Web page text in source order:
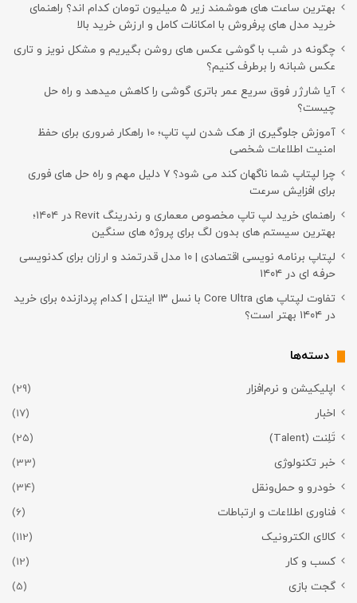
بهترین ساعت های هوشمند زیر ۵ میلیون تومان کدام اند؟ راهنمای
خرید مدل های پرفروش با امکانات کامل و ارزش خرید بالا
چگونه در شب با گوشی عکس های روشن بگیریم و مشکل نویز و تاری
عکس شبانه را برطرف کنیم؟
آیا شارژر فوق سریع عمر باتری گوشی را کاهش میدهد و راه حل
چیست؟
آموزش جلوگیری از هک شدن لپ تاپ؛ 10 راهکار ضروری برای حفظ
امنیت اطلاعات شخصی
چرا لپتاپ شما ناگهان کند می شود؟ ۷ دلیل مهم و راه حل های فوری
برای افزایش سرعت
راهنمای خرید لپ تاپ مخصوص معماری و رندرینگ Revit در ۱۴۰۴؛
بهترین سیستم های بدون لگ برای پروژه های سنگین
لپتاپ برنامه نویسی اقتصادی | ۱۰ مدل قدرتمند و ارزان برای کدنویسی
حرفه ای در ۱۴۰۴
تفاوت لپتاپ های Core Ultra با نسل ۱۳ اینتل | کدام پردازنده برای خرید
در ۱۴۰۴ بهتر است؟
دسته‌ها
اپلیکیشن و نرم‌افزار
(29)
اخبار
(17)
تَلِنت (Talent)
(25)
خبر تکنولوژی
(33)
خودرو و حمل‌و‌نقل
(34)
فناوری اطلاعات و ارتباطات
(6)
کالای الکترونیک
(112)
کسب و کار
(12)
گجت بازی
(5)